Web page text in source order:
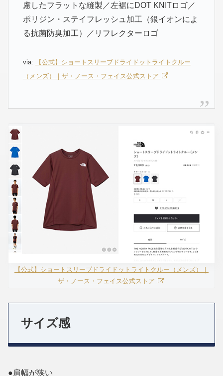
慮したフラットな縫製／左裾にDOT KNITロゴ／
ポリジン・ステイフレッシュ加工（銀イオンによ
る抗菌防臭加工）／リフレクターロゴ
via:
【公式】ショートスリーブドライドットライトクルー
（メンズ）｜ザ・ノース・フェイス公式ストア
【公式】ショートスリーブドライドットライトクルー（メンズ）｜
ザ・ノース・フェイス公式ストア
サイズ感
●肩幅が狭い